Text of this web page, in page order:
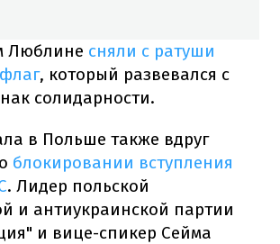
Люблине сняли с ратуши
, который развевался с
солидарности.
в Польше также вдруг
блокировании вступления
. Лидер польской
и антиукраинской партии
и вице-спикер Сейма